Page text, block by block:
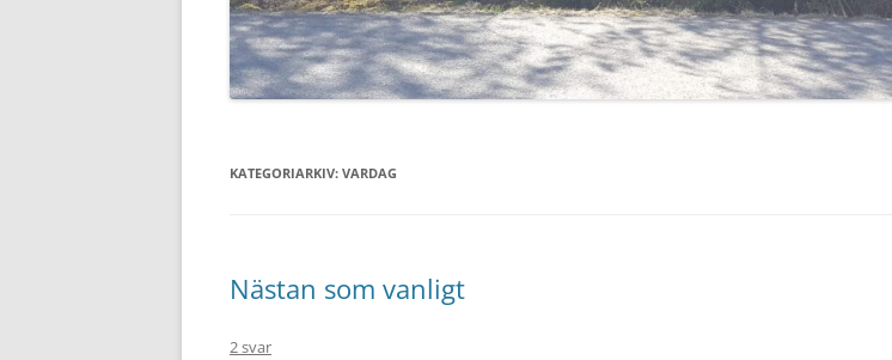
KATEGORIARKIV: VARDAG
Nästan som vanligt
2 svar